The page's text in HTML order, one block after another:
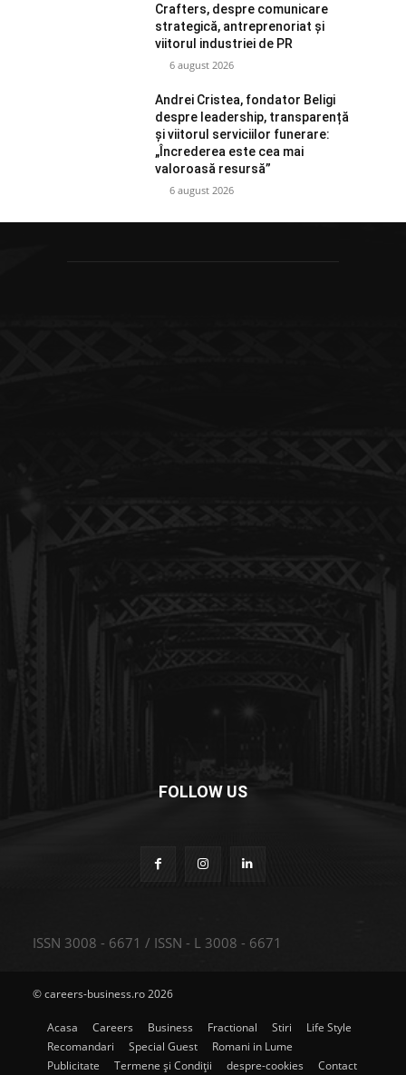
Crafters, despre comunicare
strategică, antreprenoriat și
viitorul industriei de PR
6 august 2026
Andrei Cristea, fondator Beligi
despre leadership, transparență
și viitorul serviciilor funerare:
„Încrederea este cea mai
valoroasă resursă”
6 august 2026
FOLLOW US
ISSN 3008 - 6671 / ISSN - L 3008 - 6671
© careers-business.ro 2026
Acasa Careers Business Fractional Stiri
Life Style
Recomandari
Special Guest
Romani in Lume
Publicitate
Termene și Condiții despre-cookies Contact